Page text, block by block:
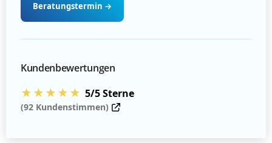
Beratungstermin →
Kundenbewertungen
★★★★★ 5/5 Sterne
(92 Kundenstimmen)